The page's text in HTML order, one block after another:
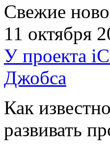
Свежие
11 октября
У проекта
Джобса
Как
развивать